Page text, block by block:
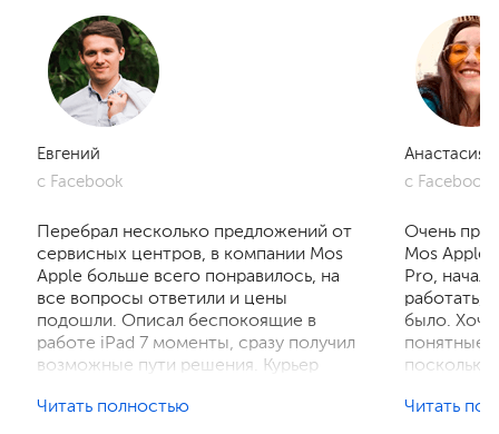
Евгений
с Facebook
Перебрал несколько предложений от
сервисных центров, в компании Mos
Apple больше всего понравилось, на
все вопросы ответили и цены
подошли. Описал беспокоящие в
работе iPad 7 моменты, сразу получил
возможные пути решения. Курьер
отзвонились по итогам осмотра,
Читать полностью
Анастасия
с Facebook
Очень
Mos
Pro, начал
работать,
было. Хочу
понятные
поскольку
Читать